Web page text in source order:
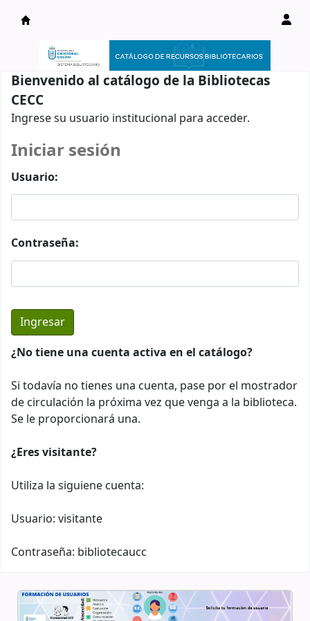
Catálogo en línea
Bienvenido al catálogo de la Bibliotecas
CECC
Ingrese su usuario institucional para acceder.
Iniciar sesión
Usuario:
Contraseña:
¿No tiene una cuenta activa en el catálogo?
Si todavía no tienes una cuenta, pase por el mostrador
de circulación la próxima vez que venga a la biblioteca.
Se le proporcionará una.
¿Eres visitante?
Utiliza la siguiene cuenta:
Usuario: visitante
Contraseña: bibliotecaucc